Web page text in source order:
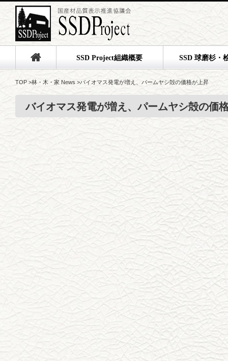
SSD Project組織概要 SSD 球磨杉・
TOP >林・木・家 News >バイオマス発電が増え、パームヤシ殻の価格が上昇
バイオマス発電が増え、パームヤシ殻の価